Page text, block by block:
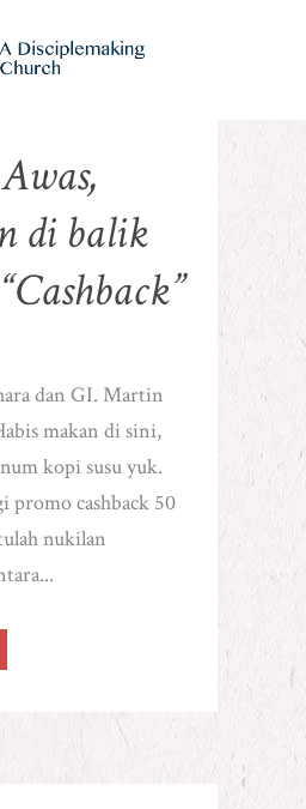
Awas,
di balik
dan GI. Martin
makan di sini,
kopi susu yuk.
promo cashback 50
nukilan